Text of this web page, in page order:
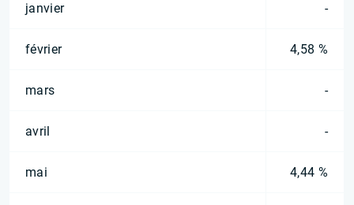
janvier -
février 4,58 %
mars -
avril -
mai 4,44 %